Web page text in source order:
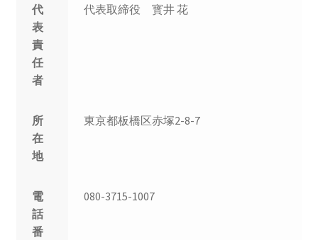
代
表
責
任
者
代表取締役 寳井 花
所
在
地
東京都板橋区赤塚2-8-7
電
話
番
080-3715-1007